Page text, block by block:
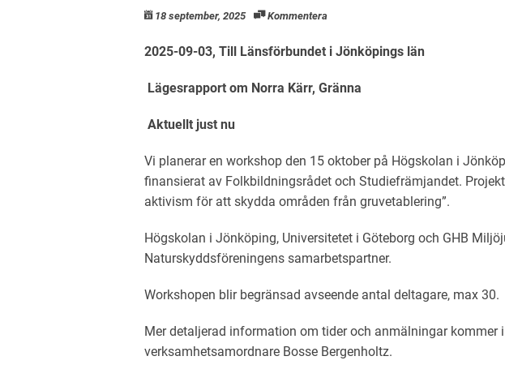
18 september, 2025 Kommentera
2025-09-03, Till Länsförbundet i Jönköpings län
Lägesrapport om Norra Kärr, Gränna
Aktuellt just nu
Vi planerar en workshop den 15 oktober på Högskolan i
finansierat av Folkbildningsrådet och Studiefrämjandet.
aktivism för att skydda områden från gruvetablering”.
Högskolan i Jönköping, Universitetet i Göteborg och GHB
Naturskyddsföreningens samarbetspartner.
Workshopen blir begränsad avseende antal deltagare, max 30.
Mer detaljerad information om tider och anmälningar kommer
verksamhetsamordnare Bosse Bergenholtz.